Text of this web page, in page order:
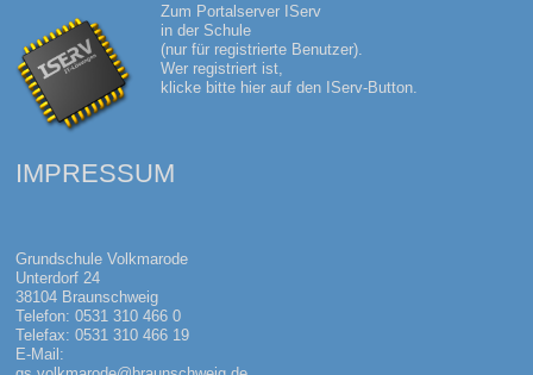
Zum Portalserver IServ
in der Schule
(nur für registrierte Benutzer).
Wer registriert ist,
klicke bitte hier auf den IServ-Button.
IMPRESSUM
Grundschule Volkmarode
Unterdorf 24
38104 Braunschweig
Telefon: 0531 310 466 0
Telefax: 0531 310 466 19
E-Mail: